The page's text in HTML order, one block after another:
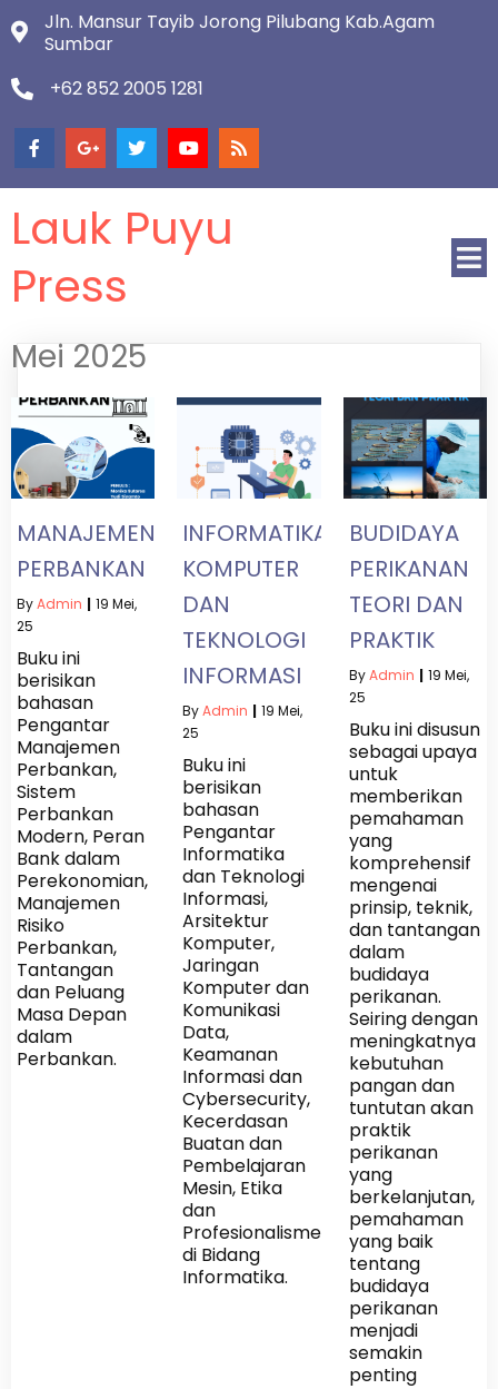
Jln. Mansur Tayib Jorong Pilubang Kab.Agam
Sumbar
+62 852 2005 1281
Lauk Puyu
Press
Mei 2025
MANAJEMEN
PERBANKAN
ByAdmin | 19 Mei,
25
Buku ini
berisikan
bahasan
Pengantar
Manajemen
Perbankan,
Sistem
Perbankan
Modern, Peran
Bank dalam
Perekonomian,
Manajemen
Risiko
Perbankan,
Tantangan
dan Peluang
Masa Depan
dalam
Perbankan.
INFORMATIKA
KOMPUTER
DAN
TEKNOLOGI
INFORMASI
ByAdmin | 19 Mei,
25
Buku ini
berisikan
bahasan
Pengantar
Informatika
dan Teknologi
Informasi,
Arsitektur
Komputer,
Jaringan
Komputer dan
Komunikasi
Data,
Keamanan
Informasi dan
Cybersecurity,
Kecerdasan
Buatan dan
Pembelajaran
Mesin, Etika
dan
Profesionalisme
di Bidang
Informatika.
BUDIDAYA
PERIKANAN
TEORI DAN
PRAKTIK
ByAdmin | 19 Mei,
25
Buku ini disusun
sebagai upaya
untuk
memberikan
pemahaman
yang
komprehensif
mengenai
prinsip, teknik,
dan tantangan
dalam
budidaya
perikanan.
Seiring dengan
meningkatnya
kebutuhan
pangan dan
tuntutan akan
praktik
perikanan
yang
berkelanjutan,
pemahaman
yang baik
tentang
budidaya
perikanan
menjadi
semakin
penting